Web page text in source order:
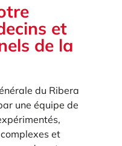
et
de la
du Ribera
une équipe de
et